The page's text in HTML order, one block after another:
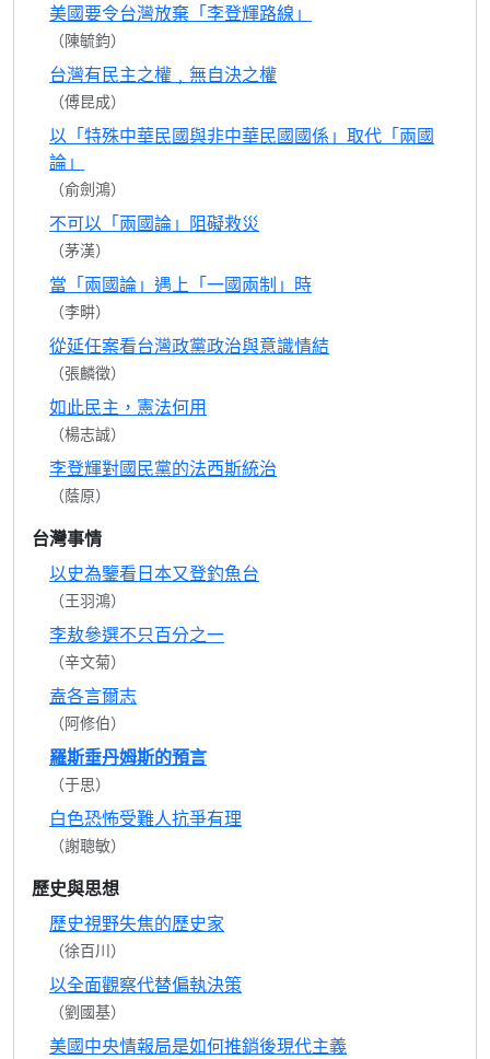
美國要令台灣放棄「李登輝路線」
（陳毓鈞）
台灣有民主之權﹐無自決之權
（傅昆成）
以「特殊中華民國與非中華民國國係」取代「兩國
論」
（俞劍鴻）
不可以「兩國論」阻礙救災
（茅漢）
當「兩國論」遇上「一國兩制」時
（李畊）
從延任案看台灣政黨政治與意識情結
（張麟徵）
如此民主，憲法何用
（楊志誠）
李登輝對國民黨的法西斯統治
（蔭原）
台灣事情
以史為鑒看日本又登釣魚台
（王羽鴻）
李敖參選不只百分之一
（辛文菊）
盍各言爾志
（阿修伯）
羅斯垂丹姆斯的預言
（于思）
白色恐怖受難人抗爭有理
（謝聰敏）
歷史與思想
歷史視野失焦的歷史家
（徐百川）
以全面觀察代替偏執決策
（劉國基）
美國中央情報局是如何推銷後現代主義